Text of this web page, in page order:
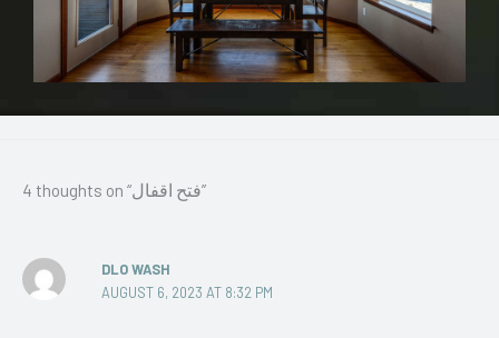
4 thoughts on “فتح اقفال”
DLO WASH
AUGUST 6, 2023 AT 8:32 PM